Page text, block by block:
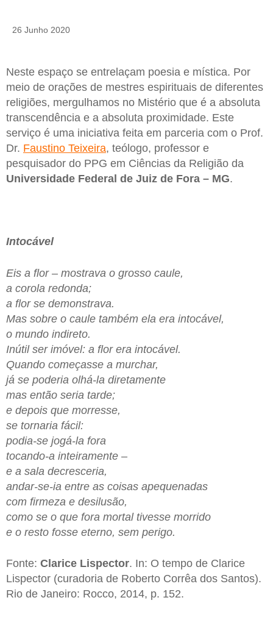
26 Junho 2020
Neste espaço se entrelaçam poesia e mística. Por
meio de orações de mestres espirituais de diferentes
religiões, mergulhamos no Mistério que é a absoluta
transcendência e a absoluta proximidade. Este
serviço é uma iniciativa feita em parceria com o Prof.
Dr. Faustino Teixeira, teólogo, professor e
pesquisador do PPG em Ciências da Religião da
Universidade Federal de Juiz de Fora – MG.
Intocável
Eis a flor – mostrava o grosso caule,
a corola redonda;
a flor se demonstrava.
Mas sobre o caule também ela era intocável,
o mundo indireto.
Inútil ser imóvel: a flor era intocável.
Quando começasse a murchar,
já se poderia olhá-la diretamente
mas então seria tarde;
e depois que morresse,
se tornaria fácil:
podia-se jogá-la fora
tocando-a inteiramente –
e a sala decresceria,
andar-se-ia entre as coisas apequenadas
com firmeza e desilusão,
como se o que fora mortal tivesse morrido
e o resto fosse eterno, sem perigo.
Fonte: Clarice Lispector. In: O tempo de Clarice
Lispector (curadoria de Roberto Corrêa dos Santos).
Rio de Janeiro: Rocco, 2014, p. 152.